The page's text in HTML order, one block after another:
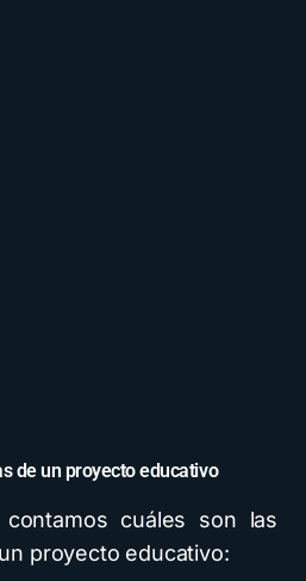
de un proyecto educativo
cuáles son las
proyecto educativo: